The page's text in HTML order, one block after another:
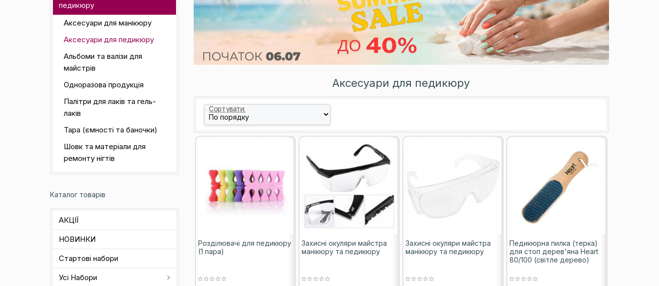
педикюру
Аксесуари для манікюру
Аксесуари для педикюру
Альбоми та валізи для
майстрів
Одноразова продукція
Палітри для лаків та гель-
лаків
Тара (ємності та баночки)
Шовк та матеріали для
ремонту нігтів
Каталог товарів
АКЦІЇ
НОВИНКИ
Стартові набори
Усі Набори
Аксесуари для педикюру
Сортувати:
Розділювачі для педикюру
(1 пара)
Захисні окуляри майстра
манікюру та педикюру
Захисні окуляри майстра
манікюру та педикюру
Педикюрна пилка (терка)
для стоп дерев'яна Heart
80/100 (світле дерево)